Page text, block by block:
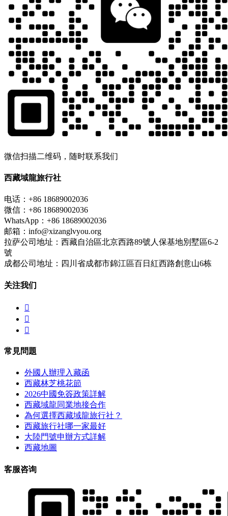
微信扫描二维码，随时联系我们
西藏域龍旅行社
电话：+86 18689002036
微信：+86 18689002036
WhatsApp：+86 18689002036
邮箱：info@xizanglvyou.org
拉萨公司地址：西藏自治區北京西路89號人保基地別墅區6-2
號
成都公司地址：四川省成都市錦江區百日紅西路創意山6栋
关注我们



常見問題
外國人辦理入藏函
西藏林芝桃花節
2026中國免簽政策詳解
西藏域龍同業地接合作
為何選擇西藏域龍旅行社？
西藏旅行社哪一家最好
大陸門號申辦方式詳解
西藏地圖
客服咨询